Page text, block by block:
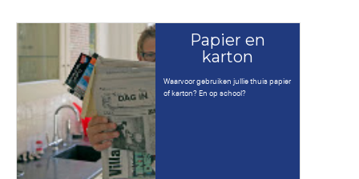
Papier en
karton
Waarvoor gebruiken jullie thuis papier
of karton? En op school?